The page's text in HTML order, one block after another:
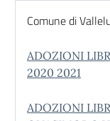
Comune di
ADOZIONI
2020 2021
ADOZIONI